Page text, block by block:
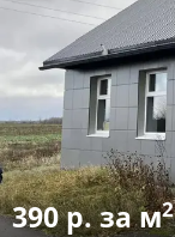
390 р. за м2